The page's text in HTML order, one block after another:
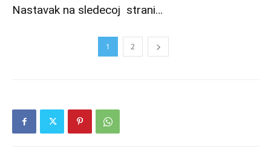
Nastavak na sledecoj strani…
1 2